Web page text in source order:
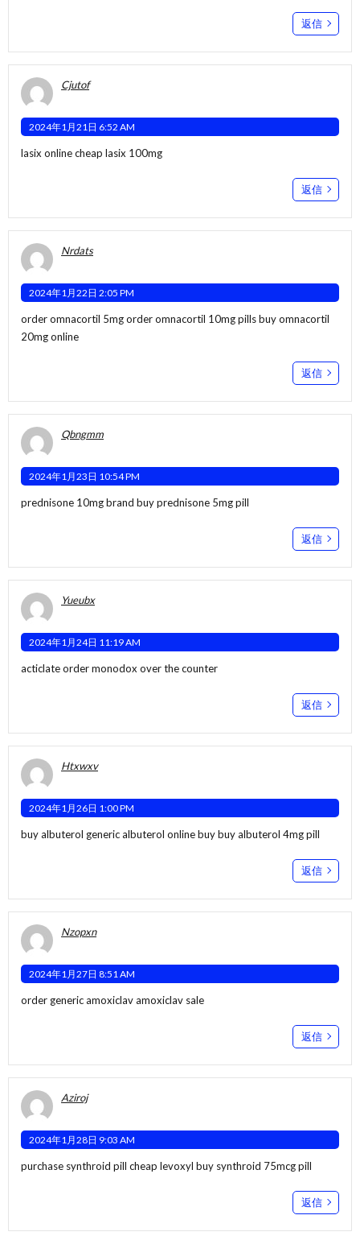
返信
Cjutof
2024年1月21日 6:52 AM
lasix onlinecheap lasix 100mg
返信
Nrdats
2024年1月22日 2:05 PM
order omnacortil 5mgorder omnacortil 10mg pillsbuy omnacortil
20mg online
返信
Qbngmm
2024年1月23日 10:54 PM
prednisone 10mg brand buy prednisone 5mg pill
返信
Yueubx
2024年1月24日 11:19 AM
acticlate ordermonodox over the counter
返信
Htxwxv
2024年1月26日 1:00 PM
buy albuterol genericalbuterol online buybuy albuterol 4mg pill
返信
Nzopxn
2024年1月27日 8:51 AM
order generic amoxiclavamoxiclav sale
返信
Aziroj
2024年1月28日 9:03 AM
purchase synthroid pill cheap levoxyl buy synthroid 75mcg pill
返信